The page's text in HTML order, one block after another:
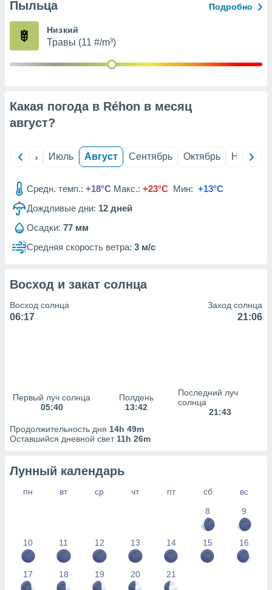
из
рекламы
сведения
наших 1199
Пыльца Подробно
Низкий
Травы (11 #/m³)
Какая погода в Réhon в месяц
август?
Июнь Июль Август Сентябрь Октябрь Ноябрь
Средн. темп.: +18°C Макс.: +23°C Мин: +13°C
Дождливые дни: 12 дней
Осадки: 77 мм
Средняя скорость ветра: 3 м/с
Восход и закат солнца
Восход солнца
06:17
Заход солнца
21:06
Первый луч солнца
05:40
Полдень
13:42
Последний луч
солнца
21:43
Продолжительность дня 14h 49m
Оставшийся дневной свет 11h 26m
Лунный календарь
пн вт ср чт пт сб
вс
8
9
10 11 12 13 14 15 16
17 18 19 20 21